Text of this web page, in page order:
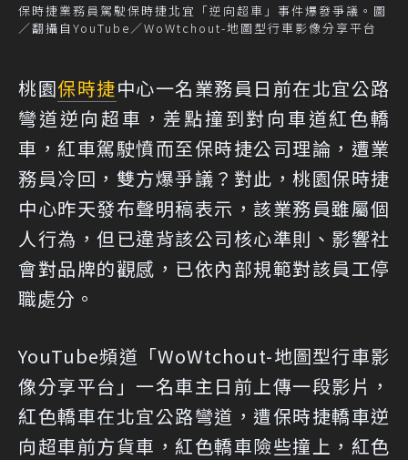
保時捷業務員駕駛保時捷北宜「逆向超車」事件爆發爭議。圖
／翻攝自YouTube／WoWtchout-地圖型行車影像分享平台
桃園保時捷中心一名業務員日前在北宜公路
彎道逆向超車，差點撞到對向車道紅色轎
車，紅車駕駛憤而至保時捷公司理論，遭業
務員冷回，雙方爆爭議？對此，桃園保時捷
中心昨天發布聲明稿表示，該業務員雖屬個
人行為，但已違背該公司核心準則、影響社
會對品牌的觀感，已依內部規範對該員工停
職處分。
YouTube頻道「WoWtchout-地圖型行車影
像分享平台」一名車主日前上傳一段影片，
紅色轎車在北宜公路彎道，遭保時捷轎車逆
向超車前方貨車，紅色轎車險些撞上，紅色